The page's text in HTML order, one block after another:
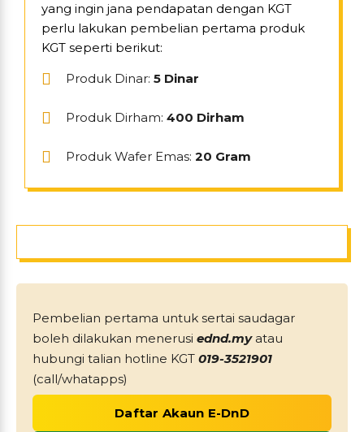
yang ingin jana pendapatan dengan KGT
perlu lakukan pembelian pertama produk
KGT seperti berikut:
Produk Dinar: 5 Dinar
Produk Dirham: 400 Dirham
Produk Wafer Emas: 20 Gram
Pembelian pertama untuk sertai saudagar
boleh dilakukan menerusi ednd.myatau
hubungi talian hotline KGT 019-3521901
(call/whatapps)
Daftar Akaun E-DnD